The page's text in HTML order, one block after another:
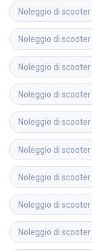
Noleggio di scooter
Noleggio di scooter
Noleggio di scooter
Noleggio di scooter
Noleggio di scooter
Noleggio di scooter
Noleggio di scooter
Noleggio di scooter
Noleggio di scooter